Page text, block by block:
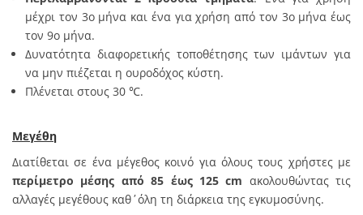
μέχρι τον 3ο μήνα και ένα για χρήση από τον 3ο μήνα έως
τον 9ο μήνα.
Δυνατότητα διαφορετικής τοποθέτησης των ιμάντων για
να μην πιέζεται η ουροδόχος κύστη.
Πλένεται στους 30 ℃.
Μεγέθη
Διατίθεται σε ένα μέγεθος κοινό για όλους τους χρήστες με
περίμετρο μέσης από 85 έως 125 cm ακολουθώντας τις
αλλαγές μεγέθους καθ΄όλη τη διάρκεια της εγκυμοσύνης.